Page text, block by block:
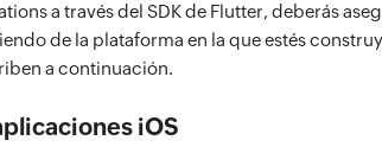
a través del SDK de Flutter, deberás
de la plataforma en la que estés
a continuación.
iOS